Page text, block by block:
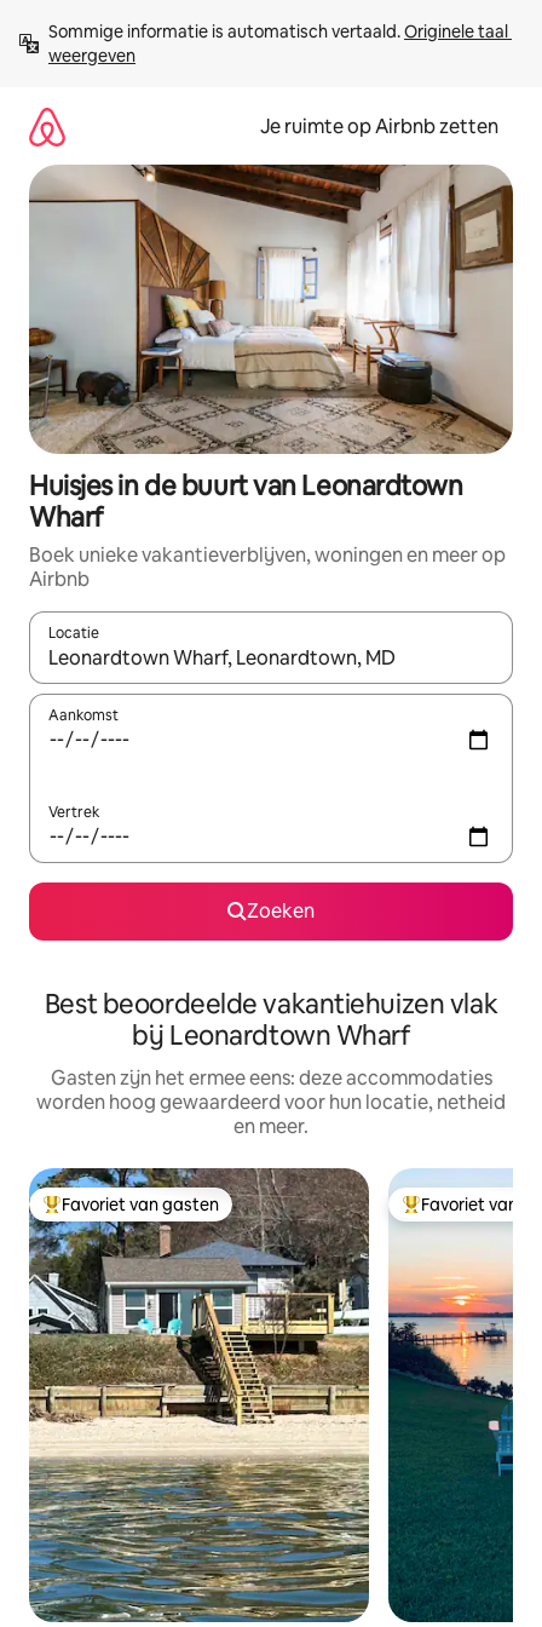
direct
naar
Sommige informatie is automatisch vertaald. Originele taal
weergeven
Je ruimte op Airbnb zetten
Huisjes in de buurt van Leonardtown
Wharf
Boek unieke vakantieverblijven, woningen en meer op
Airbnb
Locatie
Wanneer er suggesties beschikbaar zijn, maak je een keuze
Aankomst
Vertrek
Zoeken
Best beoordeelde vakantiehuizen vlak
bij Leonardtown Wharf
Gasten zijn het ermee eens: deze accommodaties
worden hoog gewaardeerd voor hun locatie, netheid
en meer.
Topfavoriet van gasten
Favoriet van gasten Topfavoriet van
Favoriet van